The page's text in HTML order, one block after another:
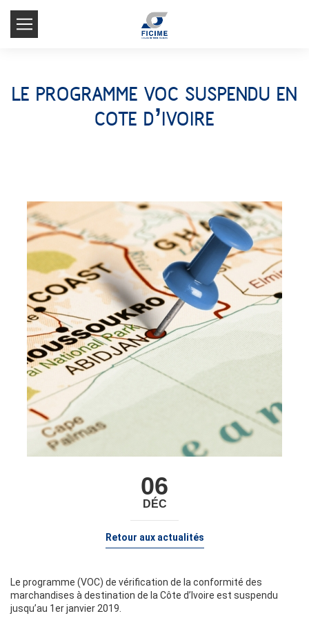
LE PROGRAMME VOC SUSPENDU EN
COTE D’IVOIRE
06
DÉC
Retour aux actualités
Le programme (VOC) de vérification de la conformité des
marchandises à destination de la Côte d’Ivoire est suspendu
jusqu’au 1er janvier 2019.